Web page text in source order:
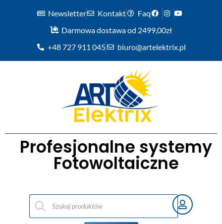
Newsletter Kontakt
Faq
Darmowa dostawa od 2499,00zł
+48 727 911 045
biuro@artelektrix.pl
Profesjonalne systemy
Fotowoltaiczne